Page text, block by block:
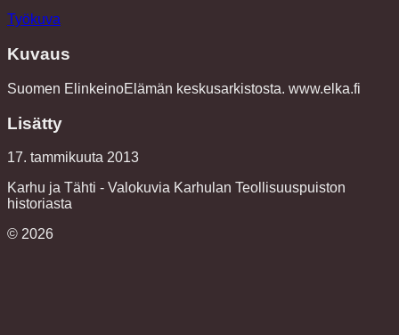
Työkuva
Kuvaus
Suomen ElinkeinoElämän keskusarkistosta. www.elka.fi
Lisätty
17. tammikuuta 2013
Karhu ja Tähti - Valokuvia Karhulan Teollisuuspuiston
historiasta
© 2026